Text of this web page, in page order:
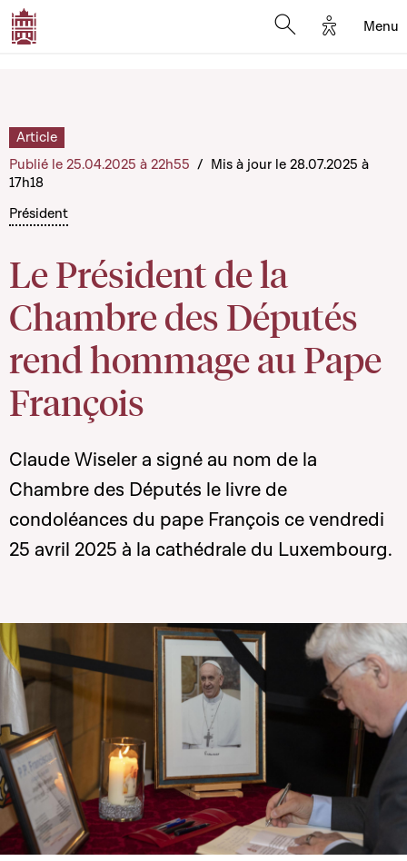
Options
Menu
Président
Le Président de la
Chambre des Députés
rend hommage au Pape
François
Article
Publié le 25.04.2025 à 22h55 / Mis à jour le 28.07.2025 à
17h18
Claude Wiseler a signé au nom de la
Chambre des Députés le livre de
condoléances du pape François ce vendredi
25 avril 2025 à la cathédrale du Luxembourg.